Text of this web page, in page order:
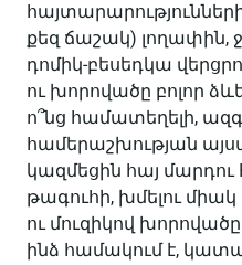
քեզ ճաշակ) լողափին,
դոմիկ-բեսեդկա
ու խորովածը բոլոր
ո՞նց համատեղելի,
համերաշխության
կազմեցին հայ մարդու
թագուհի, խմելու
ու մուզիկով
ինձ համակում է,